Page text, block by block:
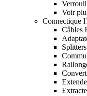
Voir
Connectique
Câbles